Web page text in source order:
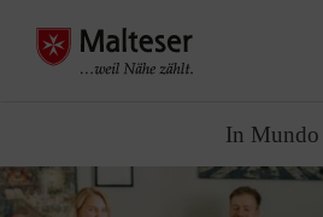
In Mundo